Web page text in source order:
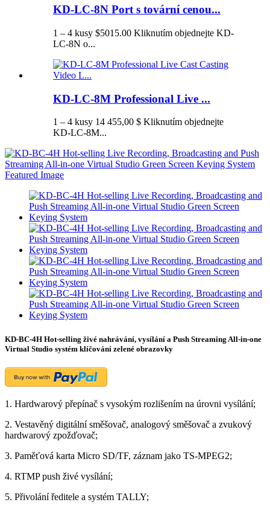
KD-LC-8N Port s tovární cenou...
1 – 4 kusy $5015.00 Kliknutím objednejte KD-
LC-8N o...
KD-LC-8M Professional Live ...
1 – 4 kusy 14 455,00 $ Kliknutím objednejte
KD-LC-8M...
KD-BC-4H Hot-selling živé nahrávání, vysílání a Push Streaming All-in-one
Virtual Studio systém klíčování zelené obrazovky
1. Hardwarový přepínač s vysokým rozlišením na úrovni vysílání;
2. Vestavěný digitální směšovač, analogový směšovač a zvukový
hardwarový zpožďovač;
3. Paměťová karta Micro SD/TF, záznam jako TS-MPEG2;
4. RTMP push živé vysílání;
5. Přivolání ředitele a systém TALLY;